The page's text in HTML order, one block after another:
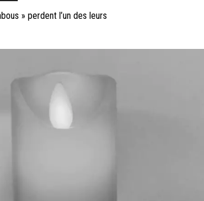
» perdent l’un des leurs